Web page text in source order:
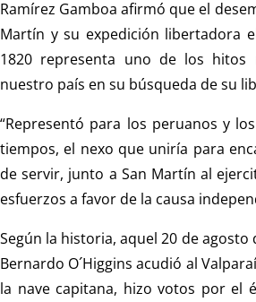
Ramírez Gamboa afirmó que el
Martín y su expedición libertadora
1820 representa uno de los hitos
nuestro país en su búsqueda de su
“Representó para los peruanos y
tiempos, el nexo que uniría para
de servir, junto a San Martín al
esfuerzos a favor de la causa
Según la historia, aquel 20 de agosto
Bernardo O´Higgins acudió al
la nave capitana, hizo votos por el